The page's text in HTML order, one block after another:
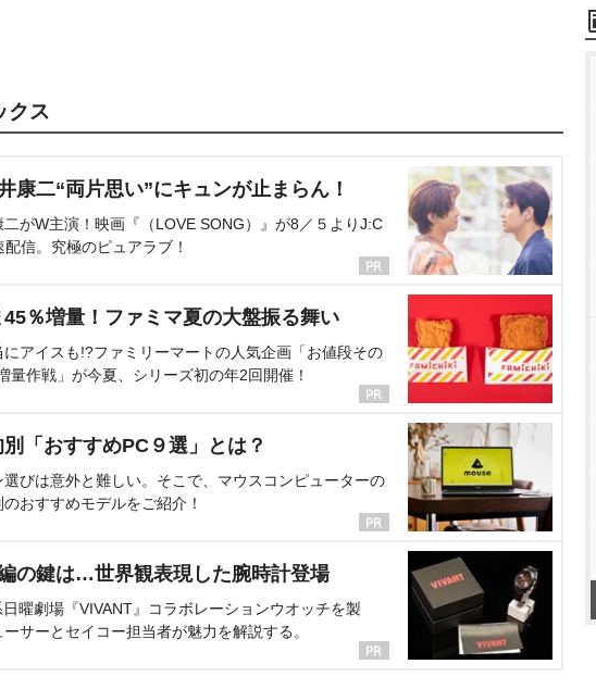
クス
康二“両片思い”にキュンが止まらん！
がW主演！映画『（LOVE SONG）』が8／５よりJ:C
信。究極のピュアラブ！
％増量！ファミマ夏の大盤振る舞い
アイスも!?ファミリーマートの人気企画「お値段その
量作戦」が今夏、シリーズ初の年2回開催！
「おすすめPC９選」とは？
選びは意外と難しい。そこで、マウスコンピューターの
おすすめモデルをご紹介！
編の鍵は…世界観表現した腕時計登場
曜劇場『VIVANT』コラボレーションウオッチを製
サーとセイコー担当者が魅力を解説する。